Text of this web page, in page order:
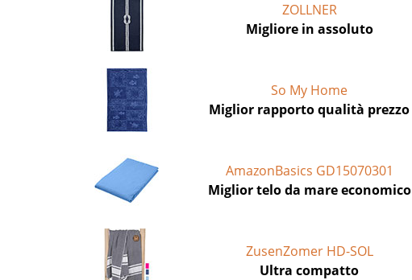
ZOLLNER
Migliore in assoluto
So My Home
Miglior rapporto qualità prezzo
AmazonBasics GD15070301
Miglior telo da mare economico
ZusenZomer HD-SOL
Ultra compatto